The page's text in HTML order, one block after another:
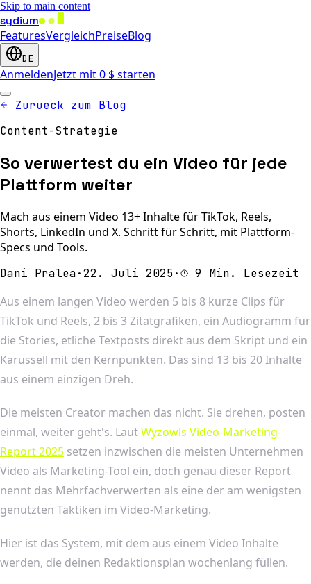
Skip to main content
sydium
FeaturesVergleichPreiseBlog
DE
AnmeldenJetzt mit 0 $ starten
Zurueck zum Blog
Content-Strategie
So verwertest du ein Video für jede
Plattform weiter
Mach aus einem Video 13+ Inhalte für TikTok, Reels,
Shorts, LinkedIn und X. Schritt für Schritt, mit Plattform-
Specs und Tools.
Dani Pralea·22. Juli 2025· 9 Min. Lesezeit
Aus einem langen Video werden 5 bis 8 kurze Clips für
TikTok und Reels, 2 bis 3 Zitatgrafiken, ein Audiogramm für
die Stories, etliche Textposts direkt aus dem Skript und ein
Karussell mit den Kernpunkten. Das sind 13 bis 20 Inhalte
aus einem einzigen Dreh.
Die meisten Creator machen das nicht. Sie drehen, posten
einmal, weiter geht's. LautWyzowls Video-Marketing-
Report 2025 setzen inzwischen die meisten Unternehmen
Video als Marketing-Tool ein, doch genau dieser Report
nennt das Mehrfachverwerten als eine der am wenigsten
genutzten Taktiken im Video-Marketing.
Hier ist das System, mit dem aus einem Video Inhalte
werden, die deinen Redaktionsplan wochenlang füllen.